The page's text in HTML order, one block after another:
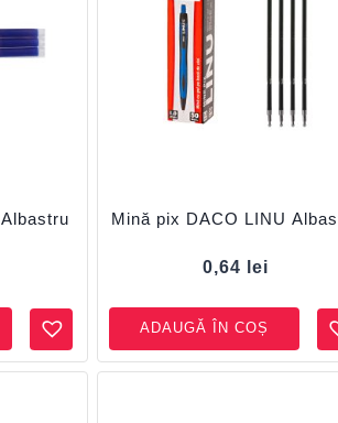
Mină pix DACO LINU
0,64 lei
ADAUGĂ ÎN COȘ